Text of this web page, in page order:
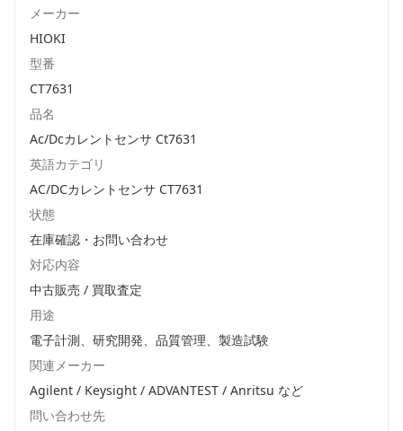
メーカー
HIOKI
型番
CT7631
品名
Ac/Dcカレントセンサ Ct7631
英語カテゴリ
AC/DCカレントセンサ CT7631
状態
在庫確認・お問い合わせ
対応内容
中古販売 / 買取査定
用途
電子計測、研究開発、品質管理、製造試験
関連メーカー
Agilent / Keysight / ADVANTEST / Anritsu など
問い合わせ先